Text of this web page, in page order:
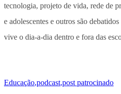
tecnologia, projeto de vida, rede de
e adolescentes e outros são
vive o dia-a-dia dentro e fora das
Educação,podcast,post patrocinado